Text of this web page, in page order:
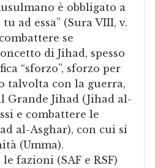
è obbligato a
ad essa” (Sura VIII, v.
se
di Jihad, spesso
“sforzo”, sforzo per
talvolta con la guerra,
Jihad (Jihad al-
e combattere le
al-Asghar), con cui si
(Umma).
fazioni (SAF e RSF)